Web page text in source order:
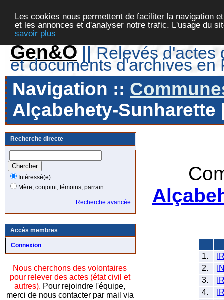
Les cookies nous permettent de faciliter la navigation
et les annonces et d'analyser notre trafic. L'usage du
savoir plus
Gen&O || Relevés d'actes
et documents d'archives en
Navigation ::
Alçabehety-
Recherche directe
Intéressé(e)
Mère, conjoint, témoins, parrain...
Recherche avancée
Accès membres
Connexion
Nous cherchons des volontaires
pour relever des actes (état civil et
autres). Pour rejoindre l'équipe,
merci de nous contacter par mail via
1.
2.
3.
4.